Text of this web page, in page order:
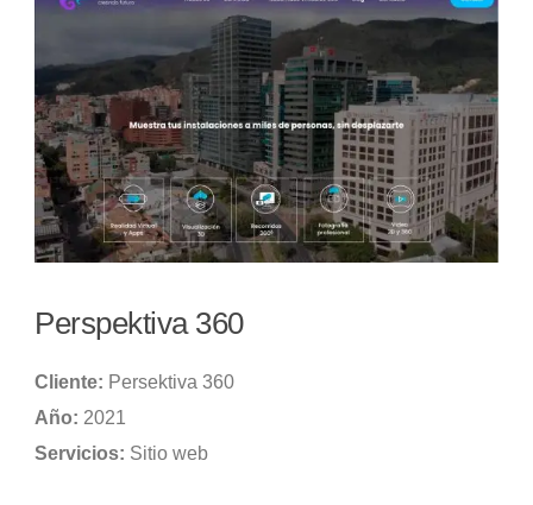
Perspektiva 360
Cliente: Persektiva 360
Año: 2021
Servicios: Sitio web